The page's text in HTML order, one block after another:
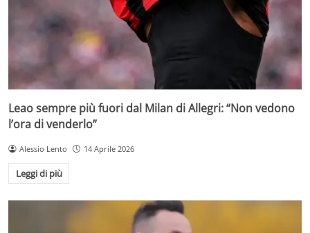
Leao sempre più fuori dal Milan di Allegri: “Non vedono
l’ora di venderlo”
Alessio Lento 14 Aprile 2026
Leggi di più